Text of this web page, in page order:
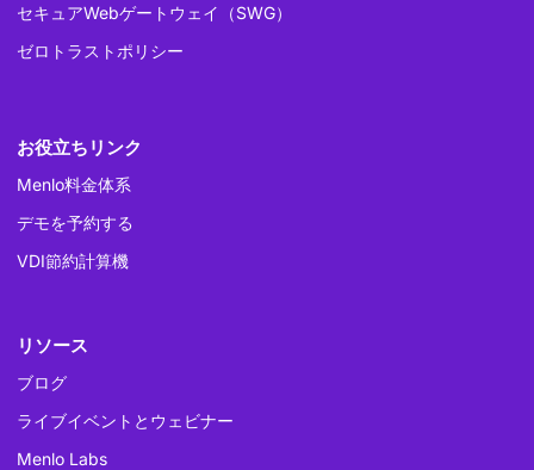
セキュアWebゲートウェイ（SWG）
ゼロトラストポリシー
お役立ちリンク
Menlo料金体系
デモを予約する
VDI節約計算機
リソース
ブログ
ライブイベントとウェビナー
Menlo Labs